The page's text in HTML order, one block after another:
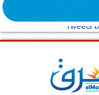
Tweets